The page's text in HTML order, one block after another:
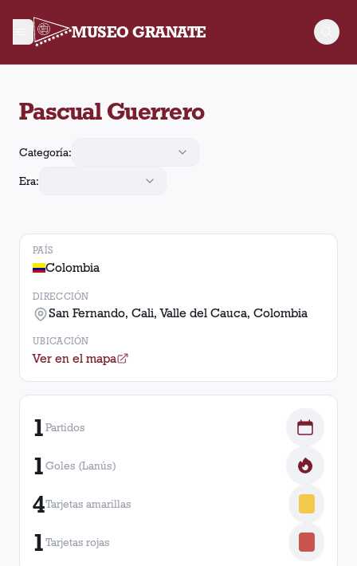
MUSEO GRANATE
Pascual Guerrero
Categoría:
Era:
PAÍS
Colombia
DIRECCIÓN
San Fernando, Cali, Valle del Cauca, Colombia
UBICACIÓN
Ver en el mapa
1Partidos
1Goles (Lanús)
4Tarjetas amarillas
1Tarjetas rojas